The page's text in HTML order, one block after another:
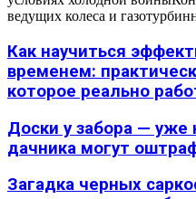
ведущих колеса и
Как научиться
временем:
которое реально
Доски у забора — уже
дачника могут
Загадка черных